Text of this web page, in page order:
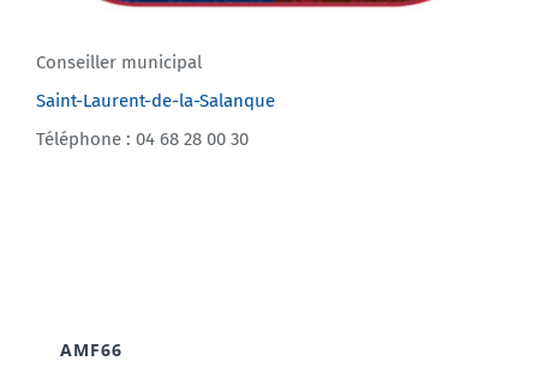
Conseiller municipal
Saint-Laurent-de-la-Salanque
Téléphone : 04 68 28 00 30
AMF66